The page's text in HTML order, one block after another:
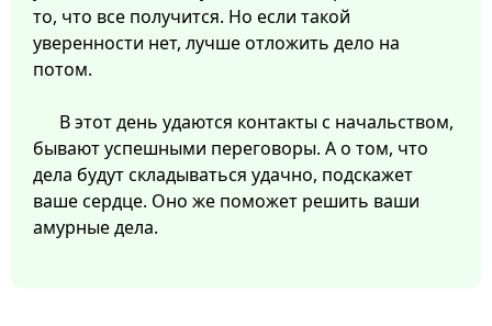
то, что все получится. Но если такой
уверенности нет, лучше отложить дело на
потом.
В этот день удаются контакты с начальством,
бывают успешными переговоры. А о том, что
дела будут складываться удачно, подскажет
ваше сердце. Оно же поможет решить ваши
амурные дела.